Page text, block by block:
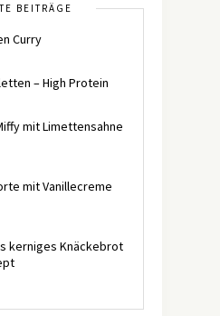
BEITRÄGE
Curry
– High Protein
mit Limettensahne
mit Vanillecreme
kerniges Knäckebrot